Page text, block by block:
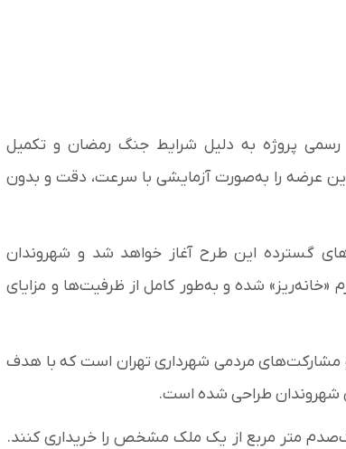
رسمی پروژه به دلیل شرایط جنگ رمضان و تکمیل
عرضه را به‌صورت آزمایشی با سرعت، دقت و بدون
گسترده این طرح آغاز خواهد شد و شهروندان
«خانه‌ریز» شده و به‌طور کامل از ظرفیت‌ها و مزایای
مشارکت‌های مردمی شهرداری تهران است که با هدف
شهروندان طراحی شده است.
متر مربع از یک ملک مشخص را خریداری کنند.